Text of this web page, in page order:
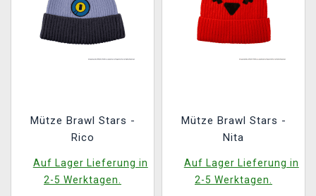
Mütze Brawl Stars -
Rico
Auf Lager Lieferung in
2-5 Werktagen.
Mütze Brawl Stars -
Nita
Auf Lager Lieferung in
2-5 Werktagen.